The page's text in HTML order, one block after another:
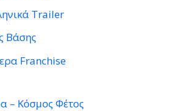
Trailer
Βάσης
Franchise
– Κόσμος Φέτος